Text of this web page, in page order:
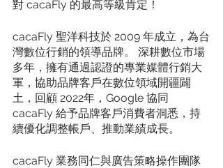
對 cacaFly 的最高等級肯定！
cacaFly 聖洋科技於 2009 年成立，為台
灣數位行銷的領導品牌。 深耕數位市場
多年，擁有通過認證的專業媒體行銷大
軍，協助品牌客戶在數位領域開疆闢
土，回顧 2022年，Google 協同
cacaFly 給予品牌客戶消費者洞悉，持
續優化調整帳戶、推動業績成長。
cacaFly 業務同仁與廣告策略操作團隊